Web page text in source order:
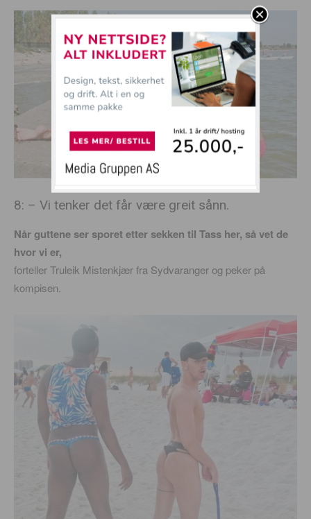
8: – Vi tenker det får være greit sånn.
Når guttene ser sporet etter sekken til Tass her, så vet de
hvor vi er,
forteller Truleik Mistenkjær fra Sydvaranger og peker på
kompisen.